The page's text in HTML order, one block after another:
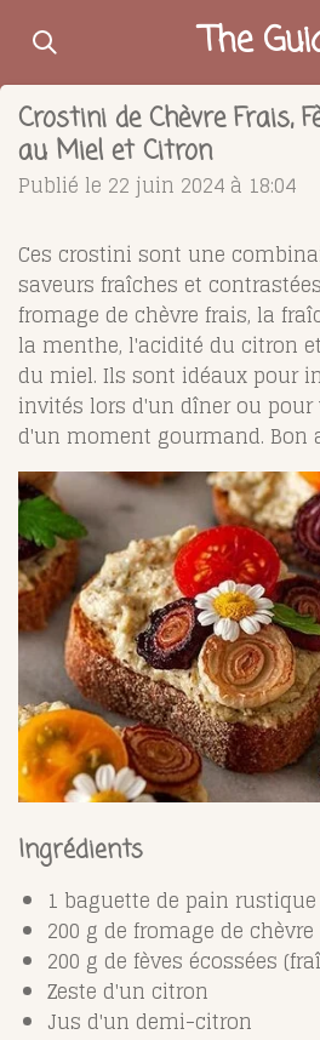
Passer
contenu
principal
The
Crostini de Chèvre Frais,
au Miel et Citron
Publié le 22 juin 2024 à 18:04
Ces crostini sont une
saveurs fraîches et
fromage de chèvre frais, la
la menthe, l'acidité du citron
du miel. Ils sont idéaux pour
invités lors d'un dîner ou
d'un moment gourmand. Bon
Ingrédients
1 baguette de pain rustique
200 g de fromage de
200 g de fèves écossées
Zeste d'un citron
Jus d'un demi-citron